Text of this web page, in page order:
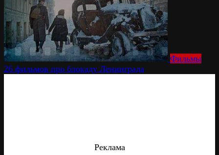
Фильмы
26 фильмов про блокаду Ленинграда
Реклама